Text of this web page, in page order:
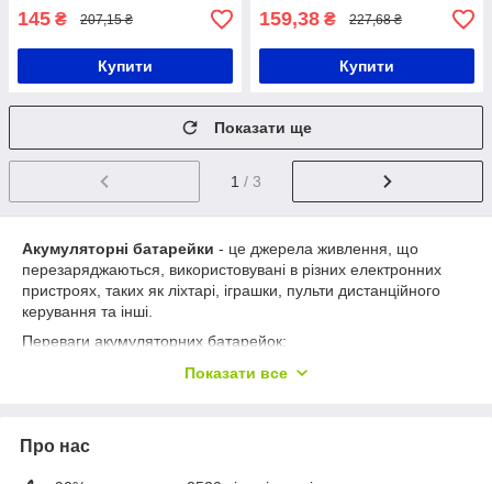
145 ₴ 207,15 ₴
Купити
159,38 ₴ 227,68 ₴
Купити
Показати ще
1 / 3
Акумуляторні батарейки - це джерела живлення, що
перезаряджаються, використовувані в різних електронних
пристроях, таких як ліхтарі, іграшки, пульти дистанційного
керування та інші.
Переваги акумуляторних батарейок:
Економія коштів: На відміну від одноразових
Показати все
Про нас